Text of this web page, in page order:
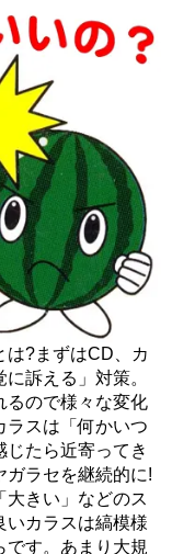
は?まずはCD、カ
訴える」対策。
るので様々な変化
ラスは「何かいつ
じたら近寄ってき
ガラセを継続的に!
大きい」などのス
いカラスは縞模様
です。あまり大規